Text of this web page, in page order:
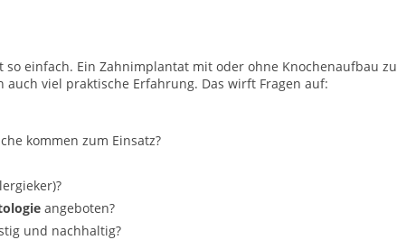
so einfach. Ein Zahnimplantat mit oder ohne Knochenaufbau zu
viel praktische Erfahrung. Das wirft Fragen auf:
kommen zum Einsatz?
angeboten?
und nachhaltig?